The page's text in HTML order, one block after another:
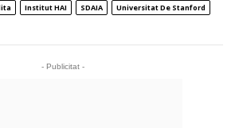
Institut HAI SDAIA
Universitat De Stanford
- Publicitat -